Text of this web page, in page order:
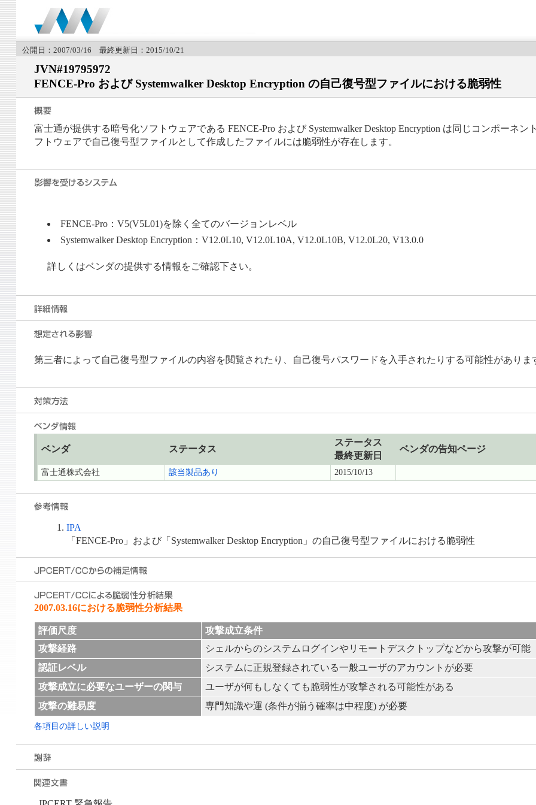
公開日：2007/03/16 最終更新日：2015/10/21
JVN#19795972
FENCE-Pro および Systemwalker Desktop Encryption の自己復号型ファイルにおける脆弱性
富士通が提供する暗号化ソフトウェアである FENCE-Pro および Systemwalker Desktop Encryption は同じコンポーネ
フトウェアで自己復号型ファイルとして作成したファイルには脆弱性が存在します。
FENCE-Pro：V5(V5L01)を除く全てのバージョンレベル
Systemwalker Desktop Encryption：V12.0L10, V12.0L10A, V12.0L10B, V12.0L20, V13.0.0
詳しくはベンダの提供する情報をご確認下さい。
第三者によって自己復号型ファイルの内容を閲覧されたり、自己復号パスワードを入手されたりする可能性がありま
ベンダ ステータス
ステータス
最終更新日
ベンダの告知ページ
富士通株式会社 該当製品あり 2015/10/13
IPA
「FENCE-Pro」および「Systemwalker Desktop Encryption」の自己復号型ファイルにおける脆弱性
2007.03.16における脆弱性分析結果
評価尺度
攻撃成立条件
攻撃経路
シェルからのシステムログインやリモートデスクトップなどから攻撃が可能
認証レベル
システムに正規登録されている一般ユーザのアカウントが必要
攻撃成立に必要なユーザーの関与
ユーザが何もしなくても脆弱性が攻撃される可能性がある
攻撃の難易度
専門知識や運 (条件が揃う確率は中程度) が必要
各項目の詳しい説明